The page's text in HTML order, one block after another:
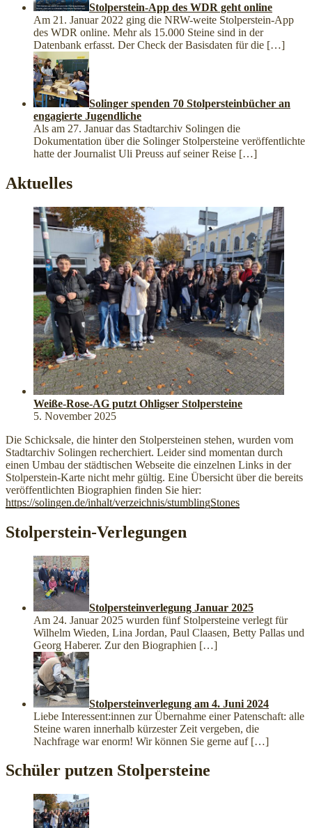
Stolperstein-App des WDR geht online
Am 21. Januar 2022 ging die NRW-weite Stolperstein-App
des WDR online. Mehr als 15.000 Steine sind in der
Datenbank erfasst. Der Check der Basisdaten für die […]
Solinger spenden 70 Stolpersteinbücher an
engagierte Jugendliche
Als am 27. Januar das Stadtarchiv Solingen die
Dokumentation über die Solinger Stolpersteine veröffentlichte
hatte der Journalist Uli Preuss auf seiner Reise […]
Aktuelles
Weiße-Rose-AG putzt Ohligser Stolpersteine
5. November 2025
Die Schicksale, die hinter den Stolpersteinen stehen, wurden vom
Stadtarchiv Solingen recherchiert. Leider sind momentan durch
einen Umbau der städtischen Webseite die einzelnen Links in der
Stolperstein-Karte nicht mehr gültig. Eine Übersicht über die bereits
veröffentlichten Biographien finden Sie hier:
https://solingen.de/inhalt/verzeichnis/stumblingStones
Stolperstein-Verlegungen
Stolpersteinverlegung Januar 2025
Am 24. Januar 2025 wurden fünf Stolpersteine verlegt für
Wilhelm Wieden, Lina Jordan, Paul Claasen, Betty Pallas und
Georg Haberer. Zur den Biographien […]
Stolpersteinverlegung am 4. Juni 2024
Liebe Interessent:innen zur Übernahme einer Patenschaft: alle
Steine waren innerhalb kürzester Zeit vergeben, die
Nachfrage war enorm! Wir können Sie gerne auf […]
Schüler putzen Stolpersteine